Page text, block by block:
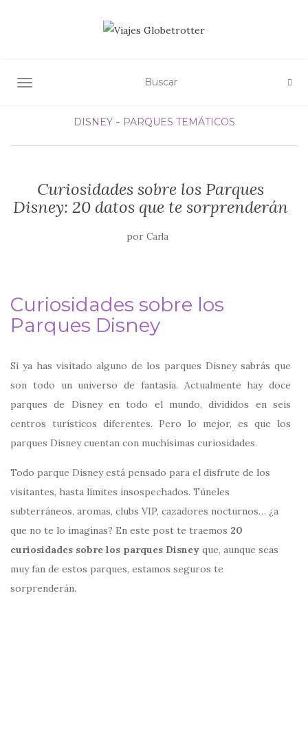
ALTERNAR NAVEGACIÓN
DISNEY PARQUES TEMÁTICOS
Curiosidades sobre los Parques
Disney: 20 datos que te sorprenderán
por Carla
Curiosidades sobre los
Parques Disney
Si ya has visitado alguno de los parques Disney sabrás que
son todo un universo de fantasía. Actualmente hay doce
parques de Disney en todo el mundo, divididos en seis
centros turísticos diferentes. Pero lo mejor, es que los
parques Disney cuentan con muchísimas curiosidades.
Todo parque Disney está pensado para el disfrute de los
visitantes, hasta límites insospechados. Túneles
subterráneos, aromas, clubs VIP, cazadores nocturnos… ¿a
que no te lo imaginas? En este post te traemos 20
curiosidades sobre los parques Disney que, aunque seas
muy fan de estos parques, estamos seguros te
sorprenderán.